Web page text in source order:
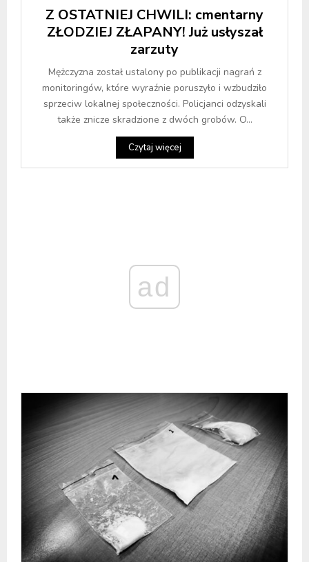
Z OSTATNIEJ CHWILI: cmentarny
ZŁODZIEJ ZŁAPANY! Już usłyszał
zarzuty
Mężczyzna został ustalony po publikacji nagrań z
monitoringów, które wyraźnie poruszyło i wzbudziło
sprzeciw lokalnej społeczności. Policjanci odzyskali
także znicze skradzione z dwóch grobów. O...
Czytaj więcej
ad